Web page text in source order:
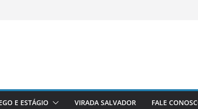
E ESTÁGIO VIRADA SALVADOR FALE